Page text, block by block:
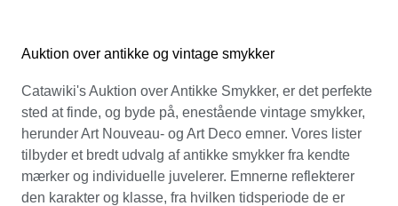
Auktion over antikke og vintage smykker
Catawiki's Auktion over Antikke Smykker, er det perfekte
sted at finde, og byde på, enestående vintage smykker,
herunder Art Nouveau- og Art Deco emner. Vores lister
tilbyder et bredt udvalg af antikke smykker fra kendte
mærker og individuelle juvelerer. Emnerne reflekterer
den karakter og klasse, fra hvilken tidsperiode de er